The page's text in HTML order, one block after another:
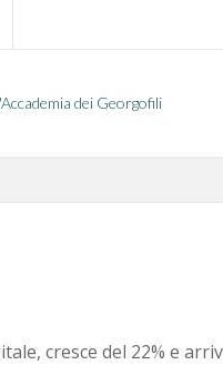
dei Georgofili
cresce del 22% e